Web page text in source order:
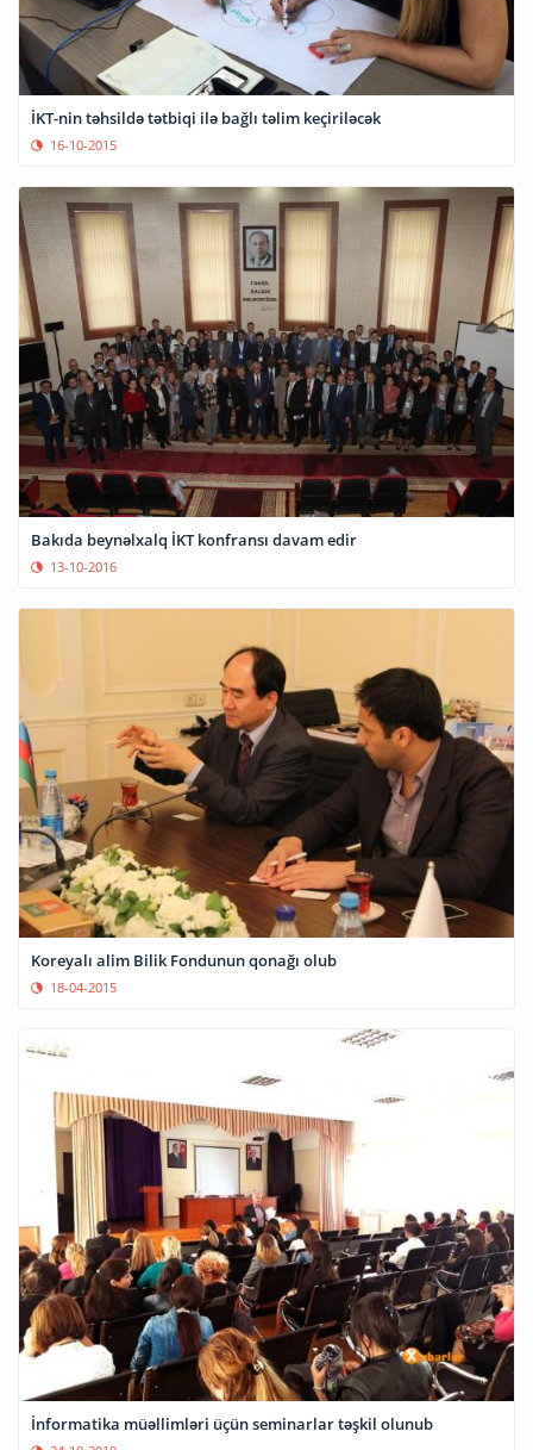
İKT-nin təhsildə tətbiqi ilə bağlı təlim keçiriləcək
16-10-2015
Bakıda beynəlxalq İKT konfransı davam edir
13-10-2016
Koreyalı alim Bilik Fondunun qonağı olub
18-04-2015
İnformatika müəllimləri üçün seminarlar təşkil olunub